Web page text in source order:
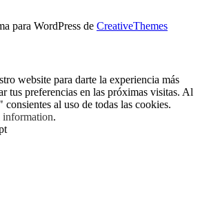
para WordPress de CreativeThemes
website para darte la experiencia más
tus preferencias en las próximas visitas. Al
al uso de todas las cookies.
information.